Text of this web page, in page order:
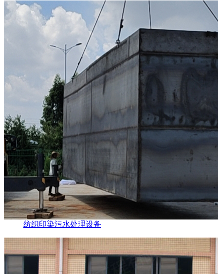
纺织印染污水处理设备